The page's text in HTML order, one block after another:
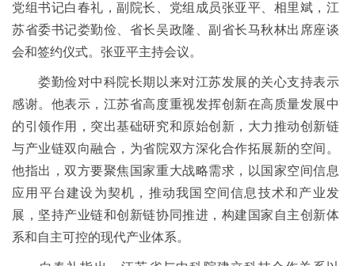
党组书记白春礼，副院长、党组成员张亚平、相里斌，江
苏省委书记娄勤俭、省长吴政隆、副省长马秋林出席座谈
会和签约仪式。张亚平主持会议。
娄勤俭对中科院长期以来对江苏发展的关心支持表示
感谢。他表示，江苏省高度重视发挥创新在高质量发展中
的引领作用，突出基础研究和原始创新，大力推动创新链
与产业链双向融合，为省院双方深化合作拓展新的空间。
他指出，双方要聚焦国家重大战略需求，以国家空间信息
应用平台建设为契机，推动我国空间信息技术和产业发
展，坚持产业链和创新链协同推进，构建国家自主创新体
系和自主可控的现代产业体系。